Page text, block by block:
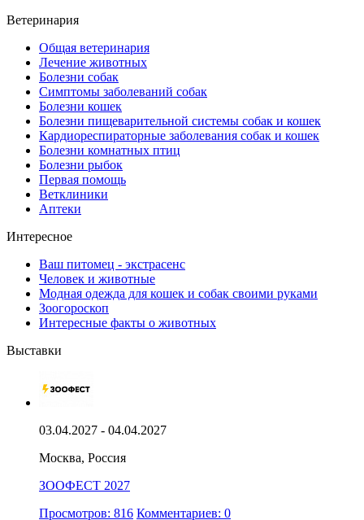
Ветеринария
Общая ветеринария
Лечение животных
Болезни собак
Симптомы заболеваний собак
Болезни кошек
Болезни пищеварительной системы собак и кошек
Кардиореспираторные заболевания собак и кошек
Болезни комнатных птиц
Болезни рыбок
Первая помощь
Ветклиники
Аптеки
Интересное
Ваш питомец - экстрасенс
Человек и животные
Модная одежда для кошек и собак своими руками
Зоогороскоп
Интересные факты о животных
Выставки
03.04.2027 - 04.04.2027
Москва, Россия
ЗООФЕСТ 2027
Просмотров: 816 Комментариев: 0